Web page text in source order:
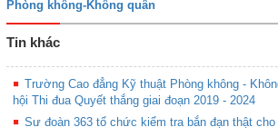
Phòng không-Không quân
Tin khác
Trường Cao đẳng Kỹ thuật Phòng không -
hội Thi đua Quyết thắng giai đoạn 2019 - 2024
Sư đoàn 363 tổ chức kiểm tra bắn đạn thật